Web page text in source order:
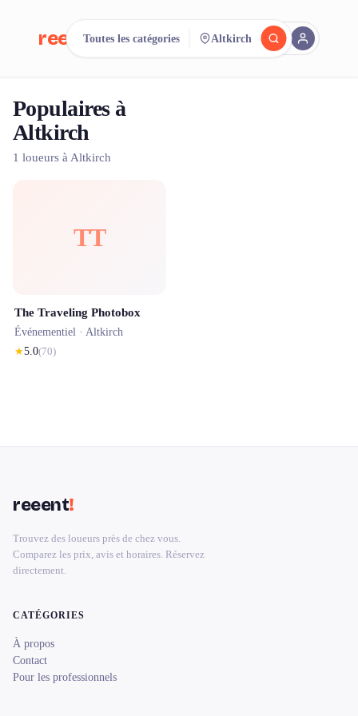
reeent! EN
Cherchez.
Toutes les catégories Altkirch
Populaires à
Altkirch
1 loueurs à Altkirch
TT
The Traveling Photobox
Événementiel · Altkirch
★5.0(70)
reeent!
Trouvez des loueurs près de chez vous.
Comparez les prix, avis et horaires. Réservez
directement.
CATÉGORIES
À propos
Contact
Pour les professionnels